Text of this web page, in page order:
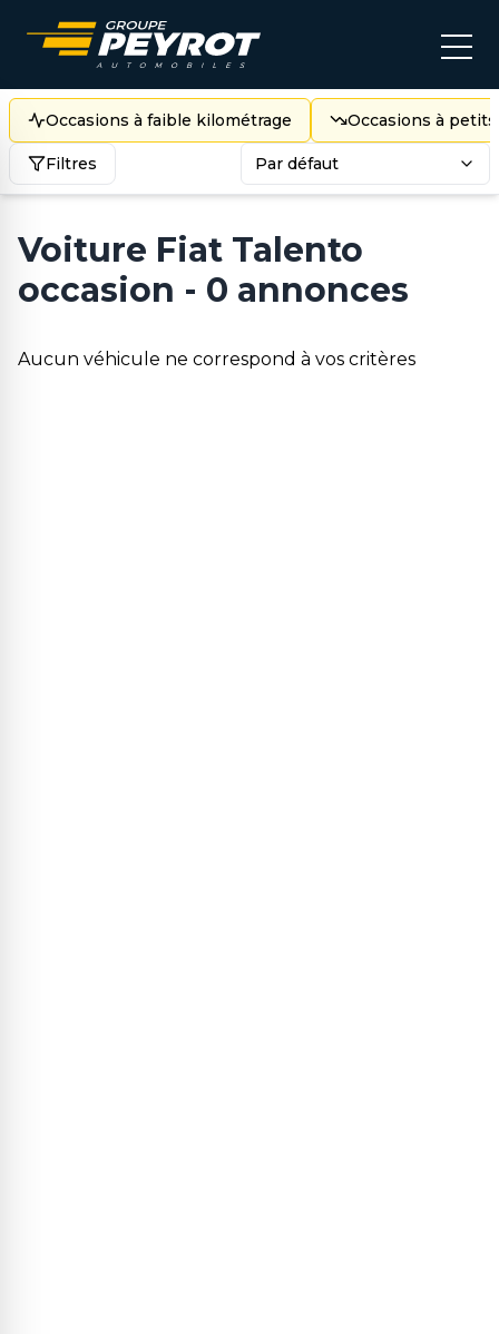
Occasions à faible kilométrage Occasions à
Filtres Par défaut
Voiture Fiat Talento
occasion - 0 annonces
Aucun véhicule ne correspond à vos critères